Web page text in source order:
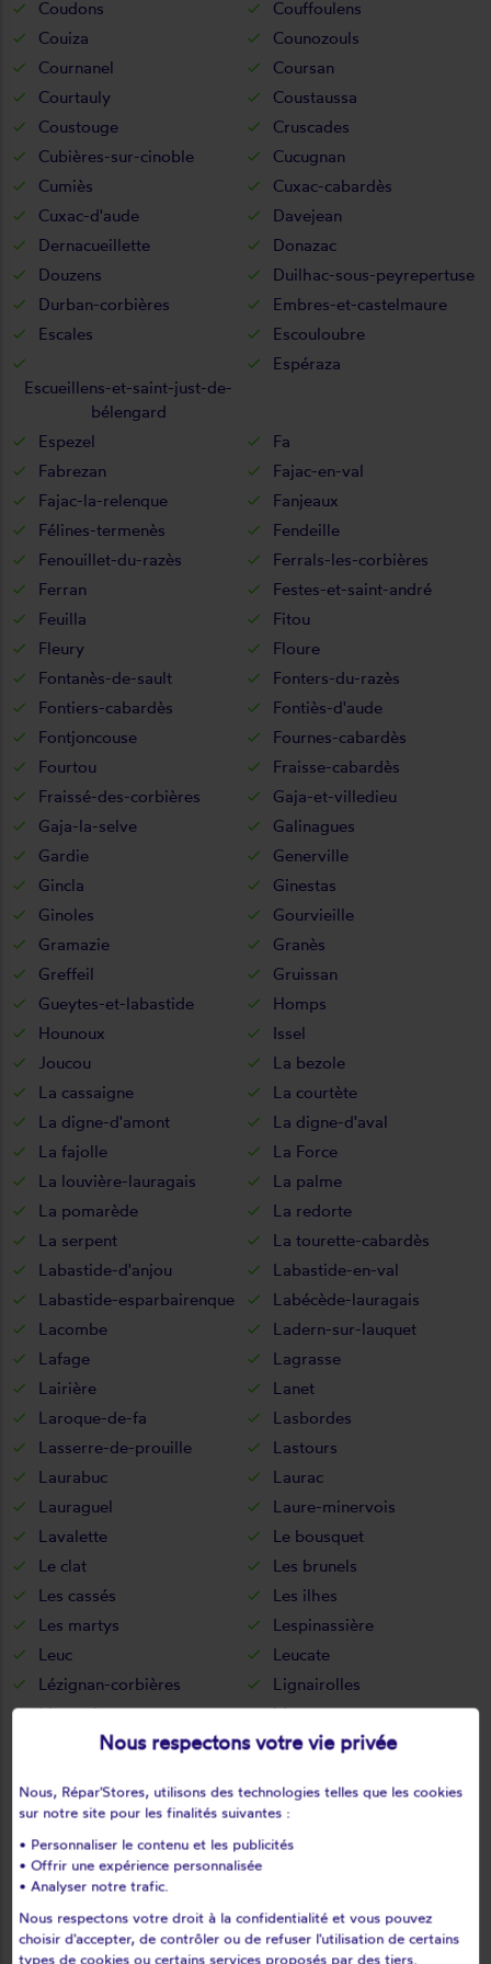
Coudons
Couffoulens
Couiza
Counozouls
Cournanel
Coursan
Courtauly
Coustaussa
Coustouge
Cruscades
Cubières-sur-cinoble
Cucugnan
Cumiès
Cuxac-cabardès
Cuxac-d'aude
Davejean
Dernacueillette
Donazac
Douzens
Duilhac-sous-peyrepertuse
Durban-corbières
Embres-et-castelmaure
Escales
Escouloubre
Escueillens-et-saint-just-de-
bélengard
Espéraza
Espezel
Fa
Fabrezan
Fajac-en-val
Fajac-la-relenque
Fanjeaux
Félines-termenès
Fendeille
Fenouillet-du-razès
Ferrals-les-corbières
Ferran
Festes-et-saint-andré
Feuilla
Fitou
Fleury
Floure
Fontanès-de-sault
Fonters-du-razès
Fontiers-cabardès
Fontiès-d'aude
Fontjoncouse
Fournes-cabardès
Fourtou
Fraisse-cabardès
Fraissé-des-corbières
Gaja-et-villedieu
Gaja-la-selve
Galinagues
Gardie
Generville
Gincla
Ginestas
Ginoles
Gourvieille
Gramazie
Granès
Greffeil
Gruissan
Gueytes-et-labastide
Homps
Hounoux
Issel
Joucou
La bezole
La cassaigne
La courtète
La digne-d'amont
La digne-d'aval
La fajolle
La Force
La louvière-lauragais
La palme
La pomarède
La redorte
La serpent
La tourette-cabardès
Labastide-d'anjou
Labastide-en-val
Labastide-esparbairenque
Labécède-lauragais
Lacombe
Ladern-sur-lauquet
Lafage
Lagrasse
Lairière
Lanet
Laroque-de-fa
Lasbordes
Lasserre-de-prouille
Lastours
Laurabuc
Laurac
Lauraguel
Laure-minervois
Lavalette
Le bousquet
Le clat
Les brunels
Les cassés
Les ilhes
Les martys
Lespinassière
Leuc
Leucate
Lézignan-corbières
Lignairolles
Limousis
Limoux
Luc-sur-aude
Mailhac
Malras
Marcorignan
Marsa
Mas-cabardès
Mas-des-cours
Mas-saintes-puelles
Mayreville
Nous respectons votre vie privée
Nous, Répar'Stores, utilisons des technologies telles que les cookies
sur notre site pour les finalités suivantes :
• Personnaliser le contenu et les publicités
• Offrir une expérience personnalisée
• Analyser notre trafic.
Nous respectons votre droit à la confidentialité et vous pouvez
choisir d'accepter, de contrôler ou de refuser l'utilisation de certains
types de cookies ou certains services proposés par des tiers.